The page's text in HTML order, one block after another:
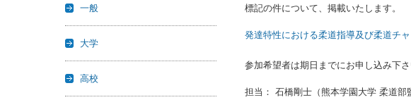
標記の件について、掲載いたします。
発達特性における柔道指導及び柔道チ
参加希望者は期日までにお申し込み下さ
担当： 石橋剛士（熊本学園大学 柔道部
一般
大学
高校